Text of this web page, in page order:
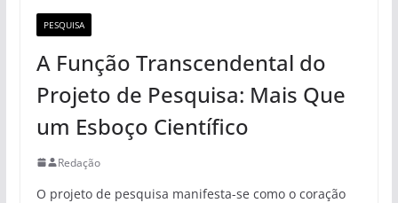
PESQUISA
A Função Transcendental do
Projeto de Pesquisa: Mais Que
um Esboço Científico
Redação
O projeto de pesquisa manifesta-se como o coração